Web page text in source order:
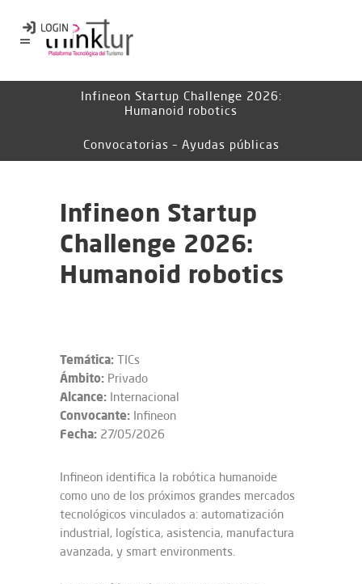
Infineon Startup Challenge 2026:
Humanoid robotics
Convocatorias – Ayudas públicas
Infineon Startup
Challenge 2026:
Humanoid robotics
Temática: TICs
Ámbito: Privado
Alcance: Internacional
Convocante: Infineon
Fecha: 27/05/2026
Infineon identifica la robótica humanoide
como uno de los próximos grandes mercados
tecnológicos vinculados a: automatización
industrial, logística, asistencia, manufactura
avanzada, y smart environments.